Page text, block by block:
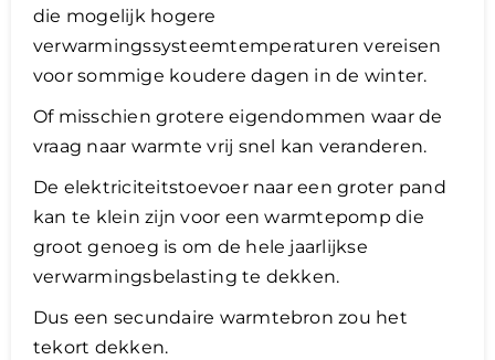
die mogelijk hogere
verwarmingssysteemtemperaturen vereisen
voor sommige koudere dagen in de winter.
Of misschien grotere eigendommen waar de
vraag naar warmte vrij snel kan veranderen.
De elektriciteitstoevoer naar een groter pand
kan te klein zijn voor een warmtepomp die
groot genoeg is om de hele jaarlijkse
verwarmingsbelasting te dekken.
Dus een secundaire warmtebron zou het
tekort dekken.